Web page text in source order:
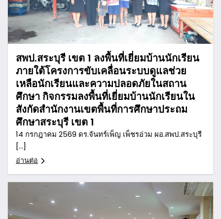
สพป.สระบุรี เขต 1 ลงพื้นที่เยี่ยมบ้านนักเรียน
ภายใต้โครงการขับเคลื่อนระบบดูแลช่วย
เหลือนักเรียนและความปลอดภัยในสถาน
ศึกษา กิจกรรมลงพื้นที่เยี่ยมบ้านนักเรียนใน
สังกัดสำนักงานเขตพื้นที่การศึกษาประถม
ศึกษาสระบุรี เขต 1
14 กรกฎาคม 2569 ดร.จันทร์เพ็ญ เพ็ชรอ่วม ผอ.สพป.สระบุรี
[…]
อ่านต่อ